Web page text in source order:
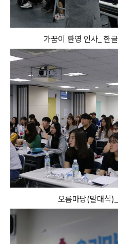
가꿈이 환영 인사_ 한
오름마당(발대식